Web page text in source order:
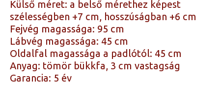
Külső méret: a belső mérethez képest
szélességben +7 cm, hosszúságban +6 cm
Fejvég magassága: 95 cm
Lábvég magassága: 45 cm
Oldalfal magassága a padlótól: 45 cm
Anyag: tömör bükkfa, 3 cm vastagság
Garancia: 5 év